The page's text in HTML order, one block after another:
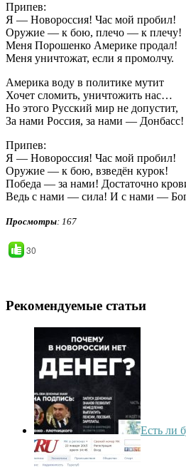
Припев:
Я — Новороссия! Час мой пробил!
Оружие — к бою, плечо — к плечу!
Меня Порошенко Америке продал!
Меня уничтожат, если я промолчу.
Америка воду в политике мутит
Хочет сломить, уничтожить нас…
Но этого Русский мир не допустит,
За нами Россия, за нами — Донбасс!
Припев:
Я — Новороссия! Час мой пробил!
Оружие — к бою, взведён курок!
Победа — за нами! Достаточно
Ведь с нами — сила! И с нами —
Просмотры: 167
30
Рекомендуемые статьи
Есть ли